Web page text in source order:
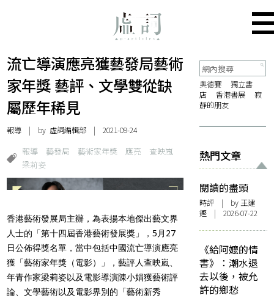
流亡導演應亮獲藝發局藝術
家年獎 藝評、文學雙從缺
屬歷年稀見
報導 | by 虛詞編輯部 | 2021-09-24
報導 藝發局 藝術家年獎 應亮
查映嵐
梁莉姿
香港藝術發展局主辦，為表揚本地傑出藝文界
人士的「第十四屆香港藝術發展獎 」，5月27
日公佈得獎名單，當中包括中國流亡導演應亮
獲「藝術家年獎（電影）」，藝評人查映嵐、
年青作家梁莉姿以及電影導演陳小娟獲藝術評
論、文學藝術以及電影界別的「藝術新秀
奧德賽
獨立書
店
香港書展
寂
靜的朋友
熱門文章
閱讀的盡頭
時評 | by 王建
鏗 | 2026-07-22
《給阿嬤的情
書》：潮水退
去以後，被允
許的鄉愁